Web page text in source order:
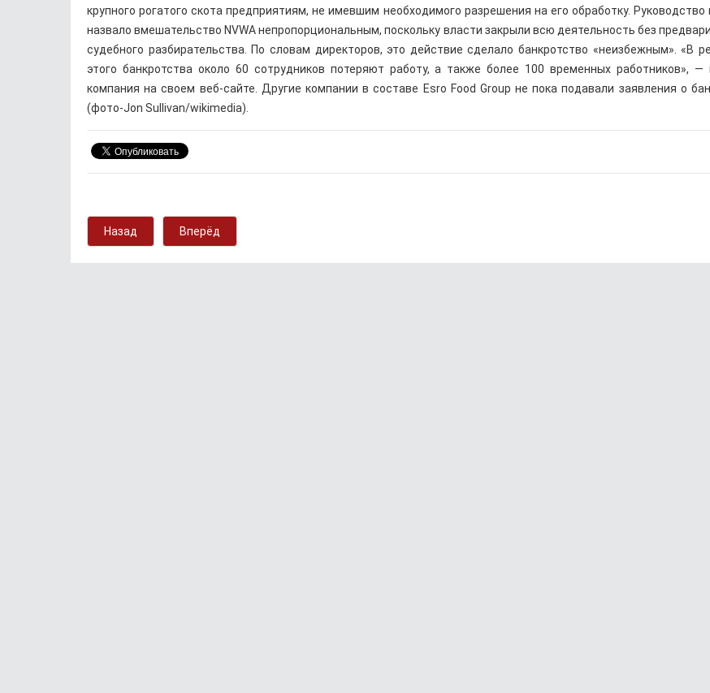
крупного рогатого скота предприятиям, не имевшим необходимого разрешения на его обработку. Руководство
назвало вмешательство NVWA непропорциональным, поскольку власти закрыли всю деятельность без
судебного разбирательства. По словам директоров, это действие сделало банкротство «неизбежным». «В
этого банкротства около 60 сотрудников потеряют работу, а также более 100 временных работников», —
компания на своем веб-сайте. Другие компании в составе Esro Food Group не пока подавали заявления о
(фото-Jon Sullivan/wikimedia).
Назад Вперёд